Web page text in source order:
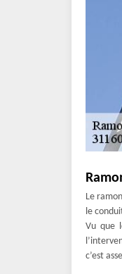
Le
le
Vu que
c’est